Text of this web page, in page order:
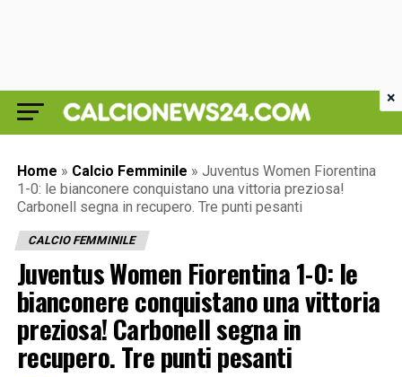
Home » Calcio Femminile » Juventus Women Fiorentina
1-0: le bianconere conquistano una vittoria preziosa!
Carbonell segna in recupero. Tre punti pesanti
CALCIO FEMMINILE
Juventus Women Fiorentina 1-0: le
bianconere conquistano una vittoria
preziosa! Carbonell segna in
recupero. Tre punti pesanti
×